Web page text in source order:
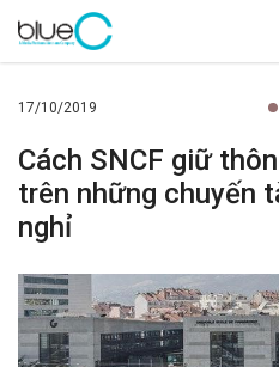
17/10/2019
Cách SNCF giữ
trên những chuyến
nghỉ